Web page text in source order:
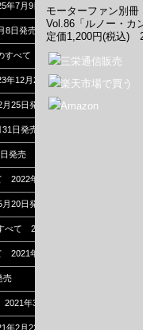
7月9日発売
8日発売
すべて 2024年4月26日発売
年12月26日発売
25日発売
日発売
発売
2022年7月6日発売
20日発売
べて 2021年12月25日発売
2021年11月12日発売
売
年3月31日発売
2月22日発売
モーターファン別
Vol.86「ルノー・カ
定価1,200円(税込)